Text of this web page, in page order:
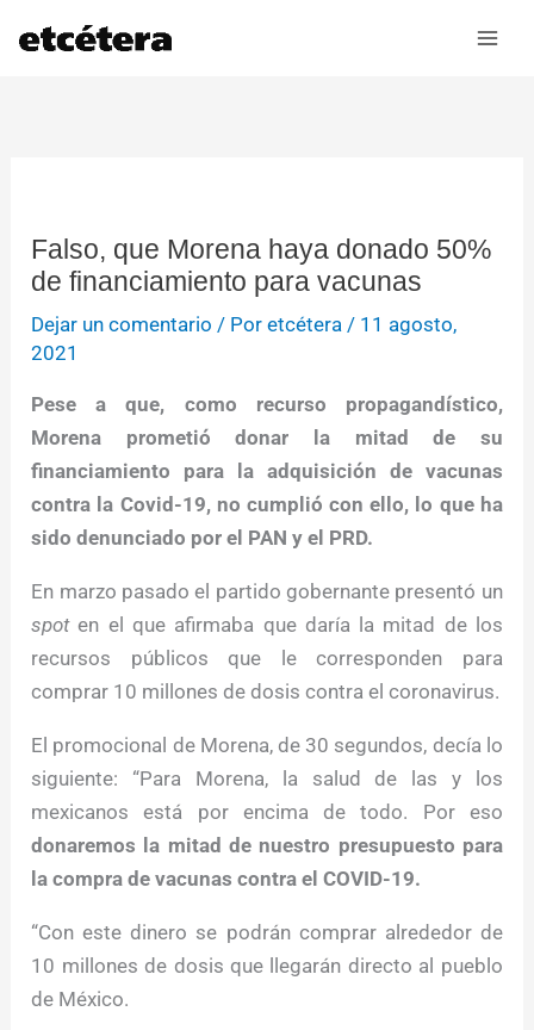
Falso, que Morena haya donado 50%
de financiamiento para vacunas
Dejar un comentario / Poretcétera / 11 agosto,
2021
Pese a que, como recurso propagandístico,
Morena prometió donar la mitad de su
financiamiento para la adquisición de vacunas
contra la Covid-19, no cumplió con ello, lo que ha
sido denunciado por el PAN y el PRD.
En marzo pasado el partido gobernante presentó un
spoten el que afirmaba que daría la mitad de los
recursos públicos que le corresponden para
comprar 10 millones de dosis contra el coronavirus.
El promocional de Morena, de 30 segundos, decía lo
siguiente: “Para Morena, la salud de las y los
mexicanos está por encima de todo. Por eso
donaremos la mitad de nuestro presupuesto para
la compra de vacunas contra el COVID-19.
“Con este dinero se podrán comprar alrededor de
10 millones de dosis que llegarán directo al pueblo
de México.